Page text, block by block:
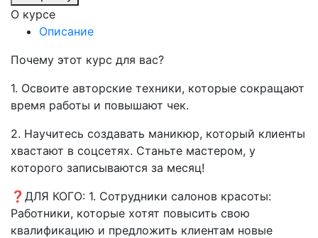
Голые
ногти
О курсе
Описание
Почему этот курс для вас?
1. Освоите авторские техники, которые сокращают
время работы и повышают чек.
2. Научитесь создавать маникюр, который клиенты
хвастают в соцсетях. Станьте мастером, у
которого записываются за месяц!
❓ДЛЯ КОГО: 1. Сотрудники салонов красоты:
Работники, которые хотят повысить свою
квалификацию и предложить клиентам новые